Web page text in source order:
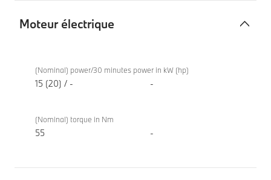
Moteur électrique
électrique
sDrive20d
(Nominal) power/30 minutes power in kW (hp)
15 (20) / - -
(Nominal) torque in Nm
55 -